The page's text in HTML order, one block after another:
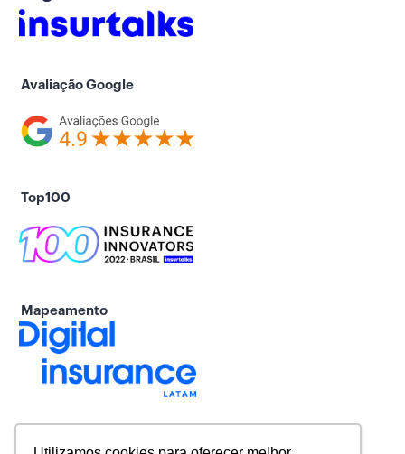
Avaliação Google
Top100
Mapeamento